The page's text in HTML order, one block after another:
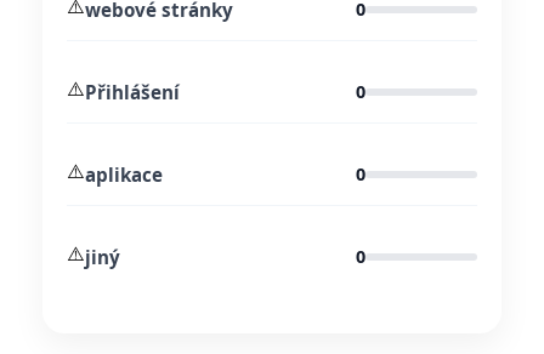
⚠️webové stránky 0
⚠️Přihlášení 0
⚠️aplikace 0
⚠️jiný 0